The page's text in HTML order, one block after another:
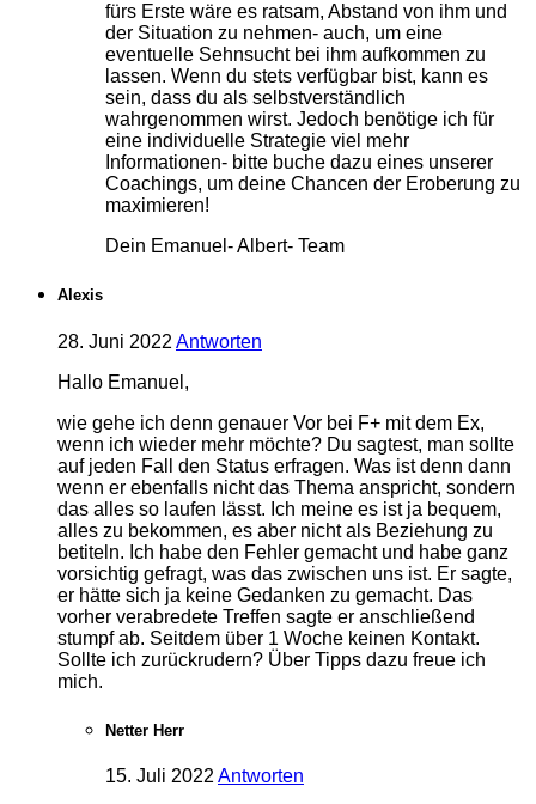
fürs Erste wäre es ratsam, Abstand von ihm und
der Situation zu nehmen- auch, um eine
eventuelle Sehnsucht bei ihm aufkommen zu
lassen. Wenn du stets verfügbar bist, kann es
sein, dass du als selbstverständlich
wahrgenommen wirst. Jedoch benötige ich für
eine individuelle Strategie viel mehr
Informationen- bitte buche dazu eines unserer
Coachings, um deine Chancen der Eroberung zu
maximieren!
Dein Emanuel- Albert- Team
Alexis
28. Juni 2022 Antworten
Hallo Emanuel,
wie gehe ich denn genauer Vor bei F+ mit dem Ex,
wenn ich wieder mehr möchte? Du sagtest, man sollte
auf jeden Fall den Status erfragen. Was ist denn dann
wenn er ebenfalls nicht das Thema anspricht, sondern
das alles so laufen lässt. Ich meine es ist ja bequem,
alles zu bekommen, es aber nicht als Beziehung zu
betiteln. Ich habe den Fehler gemacht und habe ganz
vorsichtig gefragt, was das zwischen uns ist. Er sagte,
er hätte sich ja keine Gedanken zu gemacht. Das
vorher verabredete Treffen sagte er anschließend
stumpf ab. Seitdem über 1 Woche keinen Kontakt.
Sollte ich zurückrudern? Über Tipps dazu freue ich
mich.
Netter Herr
15. Juli 2022 Antworten